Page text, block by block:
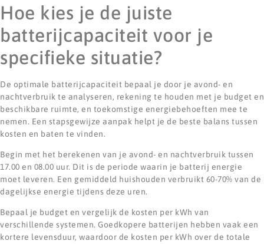
Hoe kies je de juiste
batterijcapaciteit voor je
specifieke situatie?
De optimale batterijcapaciteit bepaal je door je avond- en
nachtverbruik te analyseren, rekening te houden met je budget en
beschikbare ruimte, en toekomstige energiebehoeften mee te
nemen. Een stapsgewijze aanpak helpt je de beste balans tussen
kosten en baten te vinden.
Begin met het berekenen van je avond- en nachtverbruik tussen
17.00 en 08.00 uur. Dit is de periode waarin je batterij energie
moet leveren. Een gemiddeld huishouden verbruikt 60-70% van de
dagelijkse energie tijdens deze uren.
Bepaal je budget en vergelijk de kosten per kWh van
verschillende systemen. Goedkopere batterijen hebben vaak een
kortere levensduur, waardoor de kosten per kWh over de totale